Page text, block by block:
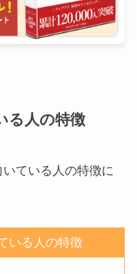
る人の特徴
ている人の特徴に
いる人の特徴